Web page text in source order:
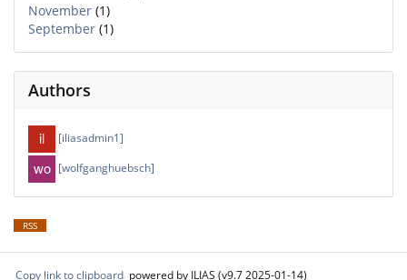
November (1)
September (1)
Authors
[iliasadmin1]
[wolfganghuebsch]
RSS
Copy link to clipboard powered by ILIAS (v9.7 2025-01-14)